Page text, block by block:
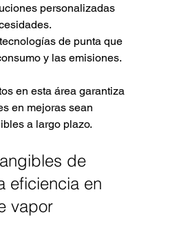
personalizadas
de punta que
y las emisiones.
en esta área garantiza
en mejoras sean
a largo plazo.
de
eficiencia en
vapor